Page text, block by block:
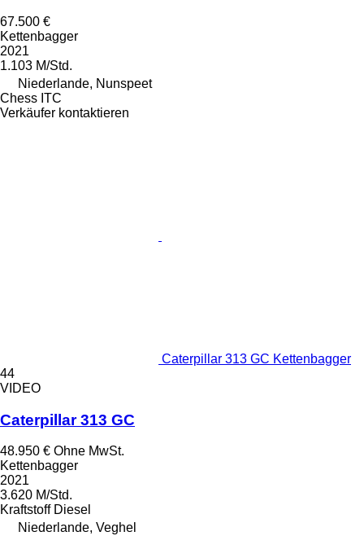
67.500 €
Kettenbagger
2021
1.103 M/Std.
Niederlande, Nunspeet
Chess ITC
Verkäufer kontaktieren
Caterpillar 313 GC Kettenbagger
44
VIDEO
Caterpillar 313 GC
48.950 € Ohne MwSt.
Kettenbagger
2021
3.620 M/Std.
Kraftstoff Diesel
Niederlande, Veghel